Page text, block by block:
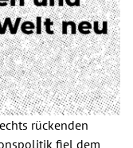
rückenden
fiel dem